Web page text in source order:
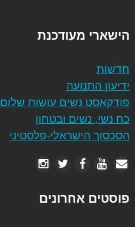
הישארי מעודכנת
חדשות
ידיעון התנועה
פודקאסט נשים עושות שלום
כח נשי, נשים ובטחון
הסכסוך הישראלי-פלסטיני
פוסטים אחרונים